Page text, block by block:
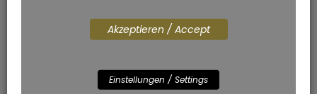
Die Abfahrt muss man auch fahren!
Oben auf dem Hanntenjoch bekamen wir gegen 6-7
(die genaue Zeit weiß ich gar nicht mehr) das erste
Akzeptieren / Accept
Einstellungen / Settings